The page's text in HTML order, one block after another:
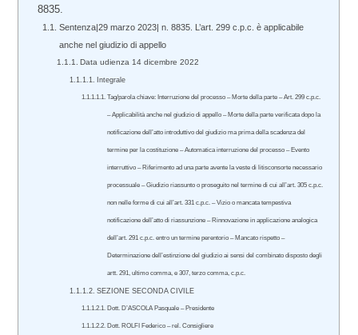
8835.
Sentenza|29 marzo 2023| n. 8835. L’art. 299 c.p.c. è applicabile
anche nel giudizio di appello
Data udienza 14 dicembre 2022
Integrale
Tag/parola chiave: Interruzione del processo – Morte della parte – Art. 299 c.p.c.
– Applicabilità anche nel giudizio di appello – Morte della parte verificata dopo la
notificazione dell’atto introduttivo del giudizio ma prima della scadenza del
termine per la costituzione – Automatica interruzione del processo – Evento
interruttivo – Riferimento ad una parte avente la veste di litisconsorte necessario
processuale – Giudizio riassunto o proseguito nel termine di cui all’art. 305 c.p.c.
non nelle forme di cui all’art. 331 c.p.c. – Vizio o mancata tempestiva
notificazione dell’atto di riassunzione – Rinnovazione in applicazione analogica
dell’art. 291 c.p.c. entro un termine perentorio – Mancato rispetto –
Determinazione dell’estinzione del giudizio ai sensi del combinato disposto degli
artt. 291, ultimo comma, e 307, terzo comma, c.p.c.
SEZIONE SECONDA CIVILE
Dott. D’ASCOLA Pasquale – Presidente
Dott. ROLFI Federico – rel. Consigliere